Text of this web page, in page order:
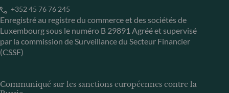
+352 45 76 76 245
Enregistré au registre du commerce et des sociétés de
Luxembourg sous le numéro B 29891 Agréé et supervisé
par la commission de Surveillance du Secteur Financier
(CSSF)
Communiqué sur les sanctions européennes contre la